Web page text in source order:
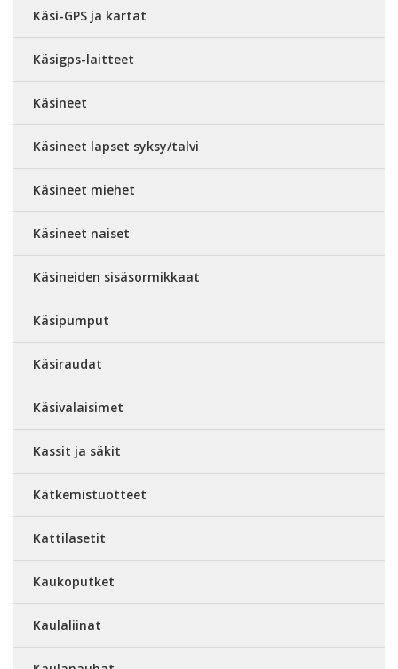
Käsi-GPS ja kartat
Käsigps-laitteet
Käsineet
Käsineet lapset syksy/talvi
Käsineet miehet
Käsineet naiset
Käsineiden sisäsormikkaat
Käsipumput
Käsiraudat
Käsivalaisimet
Kassit ja säkit
Kätkemistuotteet
Kattilasetit
Kaukoputket
Kaulaliinat